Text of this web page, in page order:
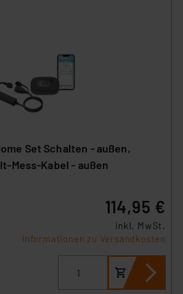
Set Schalten - außen,
Mess-Kabel - außen
114,95 €
inkl. MwSt.
Informationen zu Versandkosten